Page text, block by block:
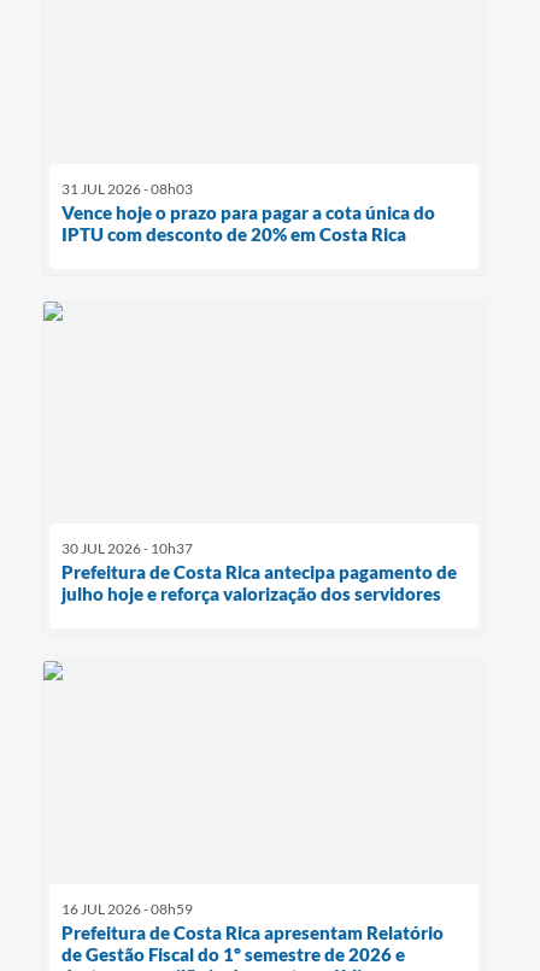
31 JUL 2026 - 08h03
Vence hoje o prazo para pagar a cota única do
IPTU com desconto de 20% em Costa Rica
30 JUL 2026 - 10h37
Prefeitura de Costa Rica antecipa pagamento de
julho hoje e reforça valorização dos servidores
16 JUL 2026 - 08h59
Prefeitura de Costa Rica apresentam Relatório
de Gestão Fiscal do 1º semestre de 2026 e